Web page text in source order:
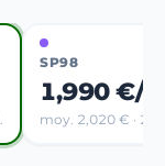
SP98
1,990 €/L
moy. 2,020 € · 2